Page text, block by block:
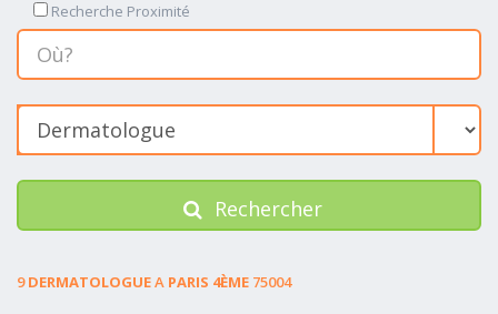
Recherche Proximité
Rechercher
9DERMATOLOGUEA PARIS 4ÈME 75004